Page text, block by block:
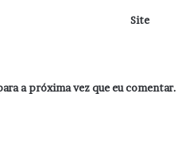
Site
a próxima vez que eu comentar.